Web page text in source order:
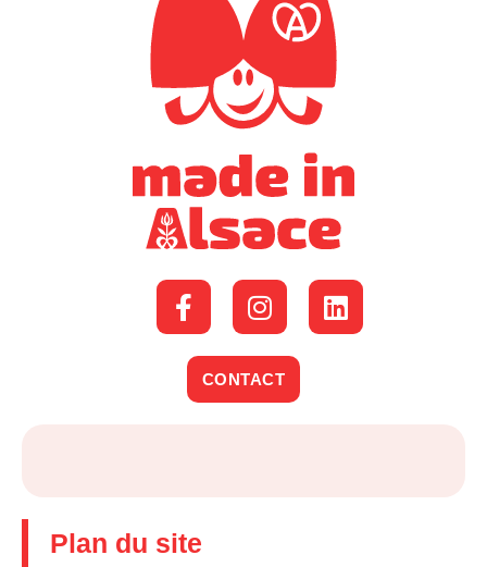
CONTACT
Plan du site